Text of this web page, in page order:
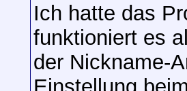
Ich hatte das
funktioniert es
der Nickname-